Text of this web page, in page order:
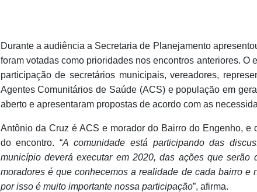
Durante a audiência a Secretaria de Planejamento
foram votadas como prioridades nos encontros anteriores. O
participação de secretários municipais, vereadores,
Agentes Comunitários de Saúde (ACS) e população em
aberto e apresentaram propostas de acordo com as
Antônio da Cruz é ACS e morador do Bairro do Engenho, e
do encontro. “A comunidade está participando das
município deverá executar em 2020, das ações que serão
moradores é que conhecemos a realidade de cada bairro e
por isso é muito importante nossa participação”, afirma.